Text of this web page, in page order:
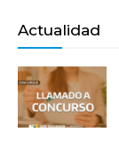
Actualidad